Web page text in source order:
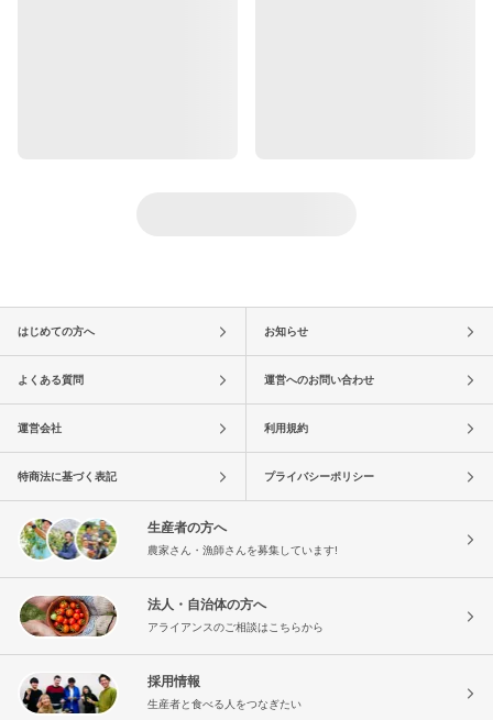
はじめての方へ お知らせ
よくある質問 運営へのお問い合わせ
運営会社 利用規約
特商法に基づく表記 プライバシーポリシー
生産者の方へ
農家さん・漁師さんを募集しています!
法人・自治体の方へ
アライアンスのご相談はこちらから
採用情報
生産者と食べる人をつなぎたい